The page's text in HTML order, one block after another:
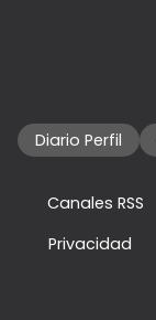
Diario Perfil
Canales RSS
Privacidad